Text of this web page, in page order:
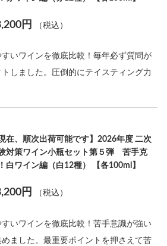
円 （税込）
いワインを徹底比較！毎年必ず質問が
しました。圧倒的にテイスティング力
現在、順次出荷可能です】2026年度 二次
対策ワイン小瓶セット第５弾 苦手克
白ワイン編（白12種） 【各100ml】
円 （税込）
いワインを徹底比較！苦手意識が強い
ました。最重要ポイントを押さえて苦